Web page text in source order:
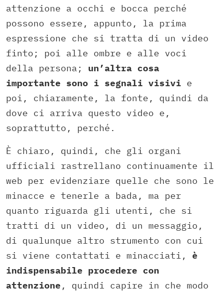
attenzione a occhi e bocca perché
possono essere, appunto, la prima
espressione che si tratta di un video
finto; poi alle ombre e alle voci
della persona; un’altra cosa
importante sono i segnali visivi e
poi, chiaramente, la fonte, quindi da
dove ci arriva questo video e,
soprattutto, perché.
È chiaro, quindi, che gli organi
ufficiali rastrellano continuamente il
web per evidenziare quelle che sono le
minacce e tenerle a bada, ma per
quanto riguarda gli utenti, che si
tratti di un video, di un messaggio,
di qualunque altro strumento con cui
si viene contattati e minacciati,
è
indispensabile procedere con
attenzione , quindi capire in che modo